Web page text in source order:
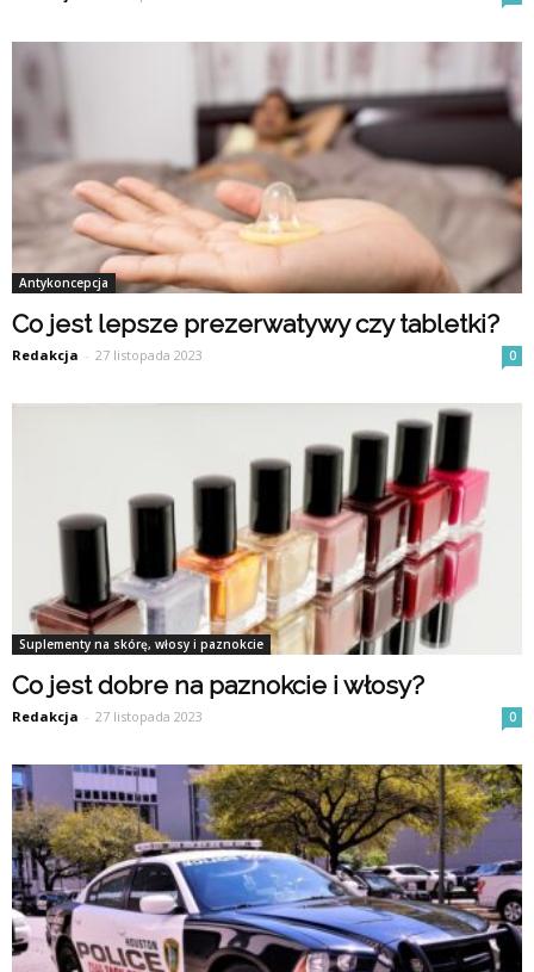
Antykoncepcja
Co jest lepsze prezerwatywy czy tabletki?
Redakcja - 27 listopada 2023 0
Suplementy na skórę, włosy i paznokcie
Co jest dobre na paznokcie i włosy?
Redakcja - 27 listopada 2023 0